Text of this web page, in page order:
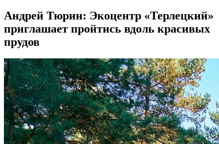
Андрей Тюрин: Экоцентр «Терлецкий»
приглашает пройтись вдоль красивых
прудов